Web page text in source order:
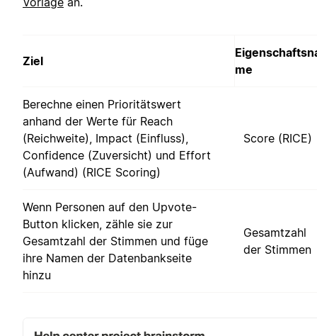
Ziel
me
Berechne einen Prioritätswert
anhand der Werte für Reach
(Reichweite), Impact (Einfluss),
Confidence (Zuversicht) und Effort
(Aufwand) (RICE Scoring)
Score (RICE)
Wenn Personen auf den Upvote-
Button klicken, zähle sie zur
Gesamtzahl der Stimmen und füge
ihre Namen der Datenbankseite
hinzu
Gesamtzahl
der Stimmen